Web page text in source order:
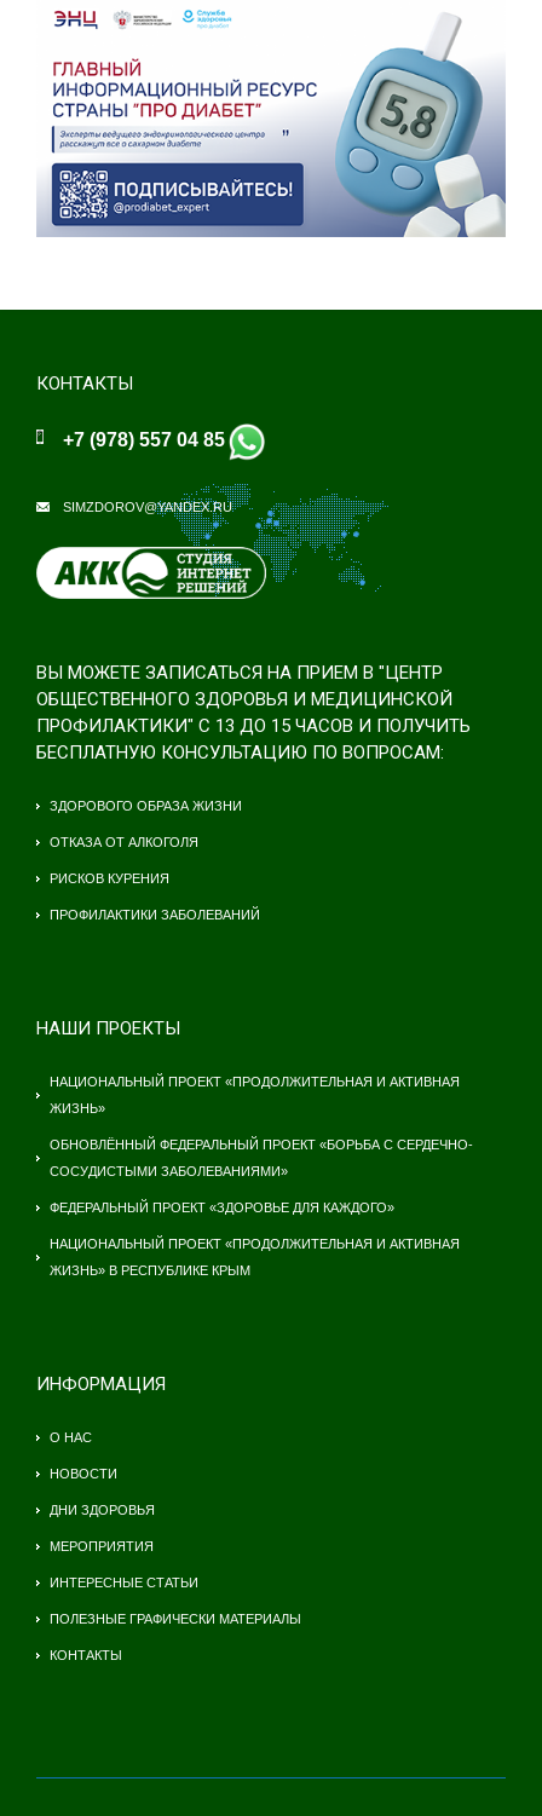
КОНТАКТЫ
+7 (978) 557 04 85
SIMZDOROV@YANDEX.RU
ВЫ МОЖЕТЕ ЗАПИСАТЬСЯ НА ПРИЕМ В "ЦЕНТР
ОБЩЕСТВЕННОГО ЗДОРОВЬЯ И МЕДИЦИНСКОЙ
ПРОФИЛАКТИКИ" С 13 ДО 15 ЧАСОВ И ПОЛУЧИТЬ
БЕСПЛАТНУЮ КОНСУЛЬТАЦИЮ ПО ВОПРОСАМ:
ЗДОРОВОГО ОБРАЗА ЖИЗНИ
ОТКАЗА ОТ АЛКОГОЛЯ
РИСКОВ КУРЕНИЯ
ПРОФИЛАКТИКИ ЗАБОЛЕВАНИЙ
НАШИ ПРОЕКТЫ
НАЦИОНАЛЬНЫЙ ПРОЕКТ «ПРОДОЛЖИТЕЛЬНАЯ И АКТИВНАЯ
ЖИЗНЬ»
ОБНОВЛЁННЫЙ ФЕДЕРАЛЬНЫЙ ПРОЕКТ «БОРЬБА С СЕРДЕЧНО-
СОСУДИСТЫМИ ЗАБОЛЕВАНИЯМИ»
ФЕДЕРАЛЬНЫЙ ПРОЕКТ «ЗДОРОВЬЕ ДЛЯ КАЖДОГО»
НАЦИОНАЛЬНЫЙ ПРОЕКТ «ПРОДОЛЖИТЕЛЬНАЯ И АКТИВНАЯ
ЖИЗНЬ» В РЕСПУБЛИКЕ КРЫМ
ИНФОРМАЦИЯ
О НАС
НОВОСТИ
ДНИ ЗДОРОВЬЯ
МЕРОПРИЯТИЯ
ИНТЕРЕСНЫЕ СТАТЬИ
ПОЛЕЗНЫЕ ГРАФИЧЕСКИ МАТЕРИАЛЫ
КОНТАКТЫ